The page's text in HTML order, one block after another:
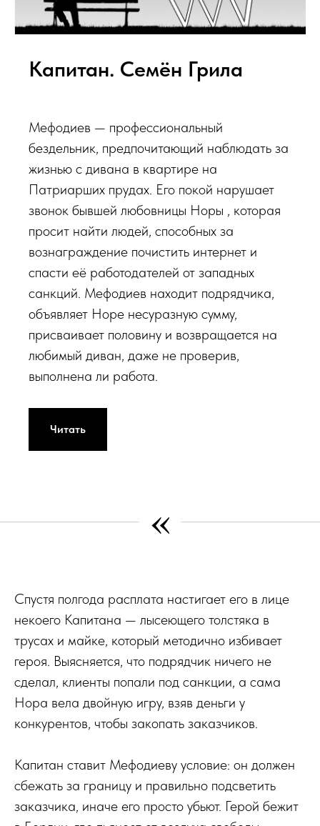
Капитан. Семён Грила
Мефодиев — профессиональный
бездельник, предпочитающий наблюдать за
жизнью с дивана в квартире на
Патриарших прудах. Его покой нарушает
звонок бывшей любовницы Норы , которая
просит найти людей, способных за
вознаграждение почистить интернет и
спасти её работодателей от западных
санкций. Мефодиев находит подрядчика,
объявляет Норе несуразную сумму,
присваивает половину и возвращается на
любимый диван, даже не проверив,
выполнена ли работа.
Читать
«
Спустя полгода расплата настигает его в лице
некоего Капитана — лысеющего толстяка в
трусах и майке, который методично избивает
героя. Выясняется, что подрядчик ничего не
сделал, клиенты попали под санкции, а сама
Нора вела двойную игру, взяв деньги у
конкурентов, чтобы закопать заказчиков.
Капитан ставит Мефодиеву условие: он должен
сбежать за границу и правильно подсветить
заказчика, иначе его просто убьют. Герой бежит